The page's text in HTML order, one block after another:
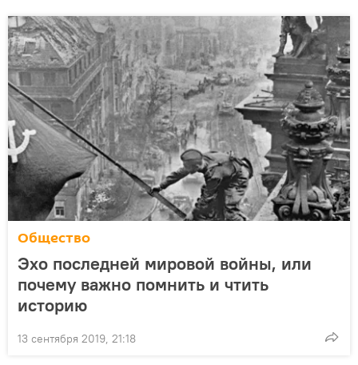
Общество
Эхо последней мировой войны, или
почему важно помнить и чтить
историю
13 сентября 2019, 21:18